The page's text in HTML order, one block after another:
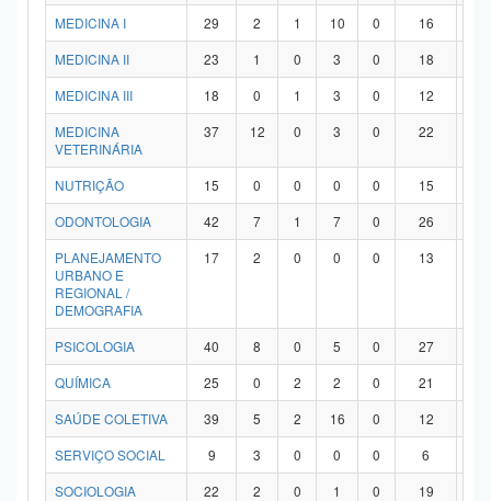
MEDICINA I
29 2 1 10 0 16
MEDICINA II
23 1 0 3 0 18
MEDICINA III
18 0 1 3 0 12
MEDICINA
VETERINÁRIA
37 12 0 3 0 22
NUTRIÇÃO 15 0 0 0 0 15
ODONTOLOGIA
42 7 1 7 0 26
PLANEJAMENTO
URBANO E
REGIONAL /
DEMOGRAFIA
17 2 0 0 0 13
PSICOLOGIA 40 8 0 5 0 27
QUÍMICA
25 0 2 2 0 21
SAÚDE COLETIVA
39 5 2 16 0 12
SERVIÇO SOCIAL
9 3 0 0 0 6
SOCIOLOGIA
22 2 0 1 0 19